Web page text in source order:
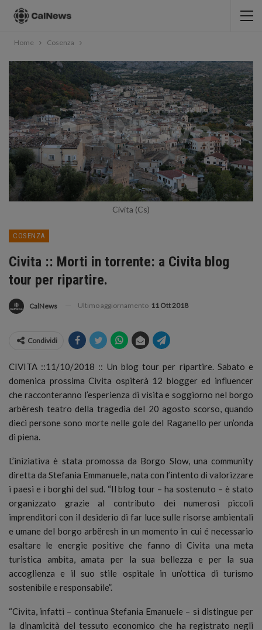
Home Cosenza
Civita (Cs)
COSENZA
Civita :: Morti in torrente: a Civita blog
tour per ripartire.
CalNews Ultimo aggiornamento 11 Ott 2018
Condividi
CIVITA ::11/10/2018 :: Un blog tour per ripartire. Sabato e
domenica prossima Civita ospiterà 12 blogger ed influencer
che racconteranno l’esperienza di visita e soggiorno nel borgo
arbëresh teatro della tragedia del 20 agosto scorso, quando
dieci persone sono morte nelle gole del Raganello per un’onda
di piena.
L’iniziativa è stata promossa da Borgo Slow, una community
diretta da Stefania Emmanuele, nata con l’intento di valorizzare
i paesi e i borghi del sud. “Il blog tour – ha sostenuto – è stato
organizzato grazie al contributo dei numerosi piccoli
imprenditori con il desiderio di far luce sulle risorse ambientali
e umane del borgo arbëresh in un momento in cui é necessario
esaltare le energie positive che fanno di Civita una meta
turistica ambita, amata per la sua bellezza e per la sua
accoglienza e il suo stile ospitale in un’ottica di turismo
sostenibile e responsabile”.
“Civita, infatti – continua Stefania Emanuele – si distingue per
la dinamicità del tessuto economico che ha registrato negli